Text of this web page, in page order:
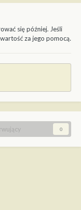
się później. Jeśli
za jego pomocą.
0